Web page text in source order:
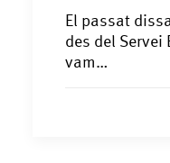
El passat
des del Servei
vam…